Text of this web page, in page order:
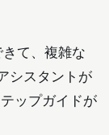
て、複雑な
シスタントが
ップガイドが